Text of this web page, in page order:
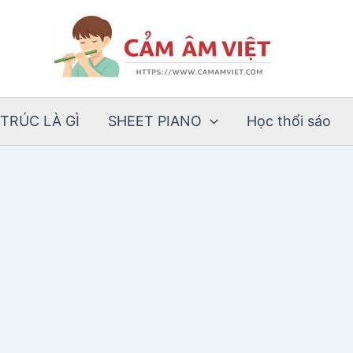
LÀ GÌ SHEET PIANO Học thổi sáo